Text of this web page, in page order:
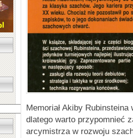
Memoriał Akiby
dlatego warto przypomnieć
arcymistrza w rozwoju